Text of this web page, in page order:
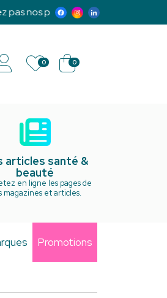
nos promotions exclusives et
0 0
articles santé &
beauté
en ligne les pages de
magazines et articles.
Promotions